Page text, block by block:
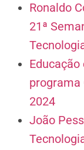
Ronaldo
21ª
Educação
programa
2024
João